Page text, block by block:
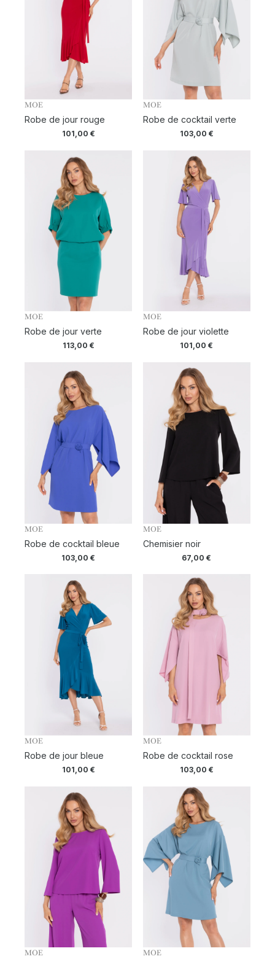
MOE
Robe de jour rouge
101,00 €
MOE
Robe de cocktail verte
103,00 €
MOE
Robe de jour verte
113,00 €
MOE
Robe de jour violette
101,00€
MOE
Robe de cocktail bleue
103,00€
MOE
Chemisier noir
67,00€
MOE
Robe de jour bleue
101,00 €
MOE
Robe de cocktail rose
103,00 €
MOE MOE